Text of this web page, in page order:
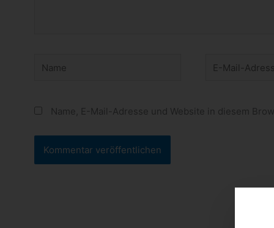
Name
E-
Name, E-Mail-Adresse und Website in diesem